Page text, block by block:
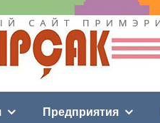
Предприятия